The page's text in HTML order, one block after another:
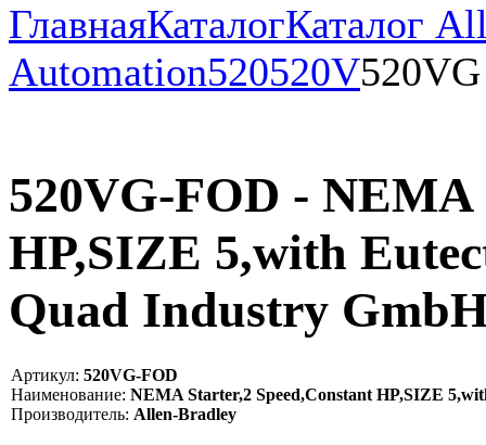
ГлавнаяКаталогКаталог
Automation520520V520VG
520VG-FOD - NEMA
HP,SIZE 5,with
Quad Industry
Артикул: 520VG-FOD
Наименование: NEMA Starter,2 Speed,Constant HP,SIZE
Производитель: Allen-Bradley